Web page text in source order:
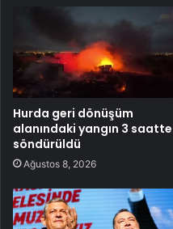
Hurda geri dönüşüm
alanındaki yangın 3 saatte
söndürüldü
Ağustos 8, 2026